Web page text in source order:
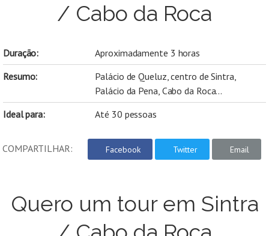
/ Cabo da Roca
Duração:
Aproximadamente 3 horas
Resumo:
Palácio de Queluz, centro de Sintra,
Palácio da Pena, Cabo da Roca...
Ideal para:
Até 30 pessoas
COMPARTILHAR: Facebook Twitter Email
Quero um tour em Sintra